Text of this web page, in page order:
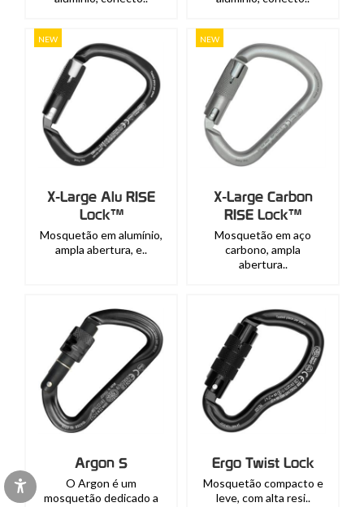
NEW
X-Large Alu RISE
Lock™
Mosquetão em alumínio,
ampla abertura, e..
NEW
X-Large Carbon
RISE Lock™
Mosquetão em aço
carbono, ampla
abertura..
Argon S
O Argon é um
mosquetão dedicado a
Ergo Twist Lock
Mosquetão compacto e
leve, com alta resi..